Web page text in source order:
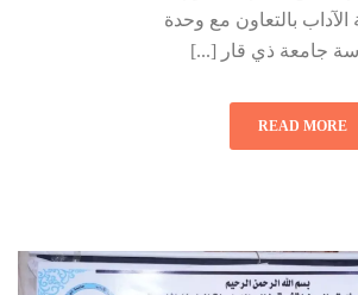
الآداب بالتعاون مع وحدة
جامعة ذي قار [...]
READ MORE